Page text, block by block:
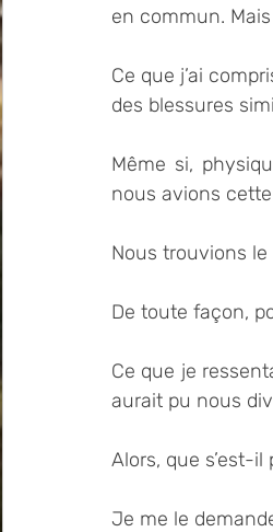
en commun.
Ce que j’ai
des blessures
Même si,
nous avions
Nous trouvions le
De toute façon,
Ce que je
aurait pu nous
Alors, que s’est-
Je me le